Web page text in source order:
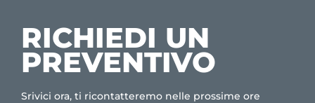
RICHIEDI UN
PREVENTIVO
Srivici ora, ti ricontatteremo nelle prossime ore